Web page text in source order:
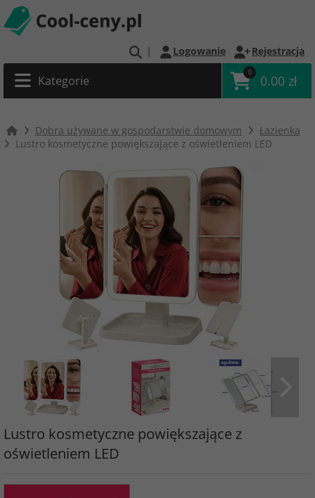
| Logowanie Rejestracja
Kategorie
0
0.00 zł
Dobra używane w gospodarstwie domowym
Łazienka
Lustro kosmetyczne powiększające z oświetleniem LED
Lustro kosmetyczne powiększające z
oświetleniem LED